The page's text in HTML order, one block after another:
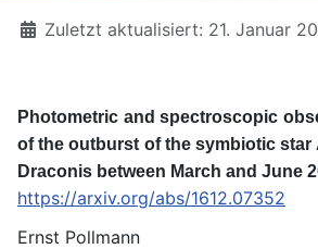
DetailsZuletzt aktualisiert: 21. Januar
P hotometric and spectroscopic ob
of the outburst of the symbiotic star
Draconis between March and June2
https://arxiv.org/abs/1612.07352
Ernst Pollmann